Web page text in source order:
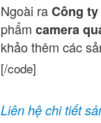
Ngoài raCông ty
phẩm camera
khảo thêm các
[/code]
Liên hệ chi tiết